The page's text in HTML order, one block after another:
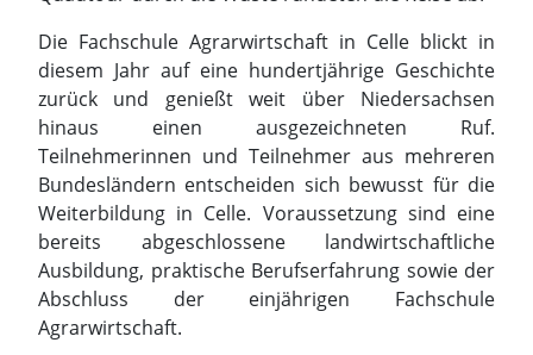
bereits abgeschlossene landwirtschaftliche
Ausbildung, praktische Berufserfahrung sowie der
Abschluss der einjährigen Fachschule
Agrarwirtschaft.
Weitere Informationen zur Fachschule
Agrarwirtschaft gibt es bei der Albrecht-Thaer-
Schule Celle unter:
www.ats-bbs3celle.eu/agrarwirtschaft.html